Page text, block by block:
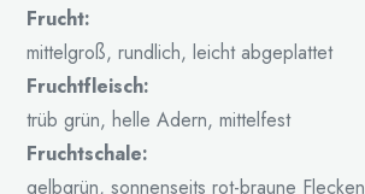
Frucht:
mittelgroß, rundlich, leicht abgeplattet
Fruchtfleisch:
trüb grün, helle Adern, mittelfest
Fruchtschale:
gelbgrün, sonnenseits rot-braune Flecken